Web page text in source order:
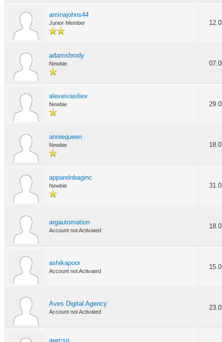
aminajohns44
Junior Member
adamsbrody
Newbie
alexeivasiliev
Newbie
anniequeen
Newbie
apparelnbaginc
Newbie
argautomation
Account not Activated
ashikapoor
Account not Activated
Aves Digital Agency
Account not Activated
awrcsg